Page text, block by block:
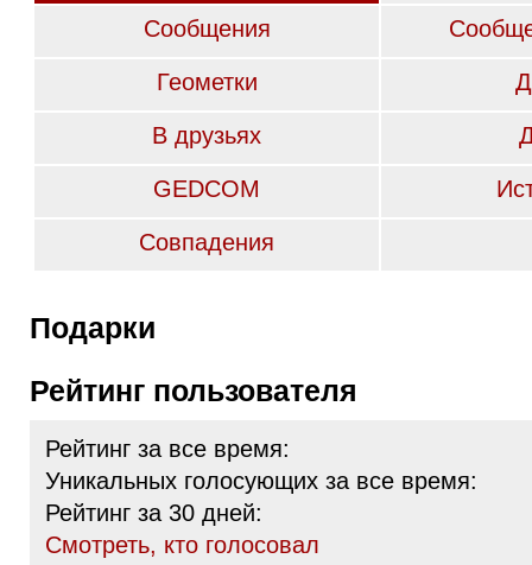
Сообщения
Геометки
В друзьях
GEDCOM
Совпадения
Подарки
Рейтинг пользователя
Рейтинг за все время:
Уникальных голосующих за все время:
Рейтинг за 30 дней:
Cмотреть, кто голосовал